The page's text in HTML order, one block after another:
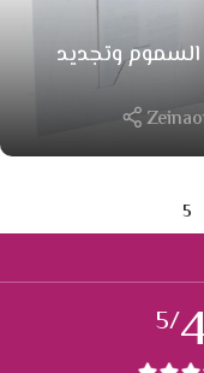
وتجديد
5
/5